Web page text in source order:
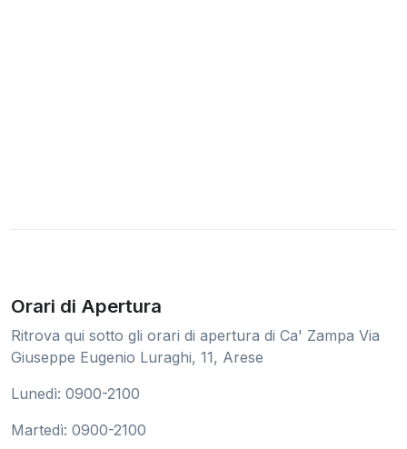
Orari di Apertura
Ritrova qui sotto gli orari di apertura di Ca' Zampa Via
Giuseppe Eugenio Luraghi, 11, Arese
Lunedì: 0900-2100
Martedì: 0900-2100